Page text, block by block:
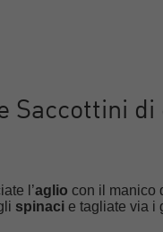
Saccottini
l’aglio con il manico
spinacie tagliate via i